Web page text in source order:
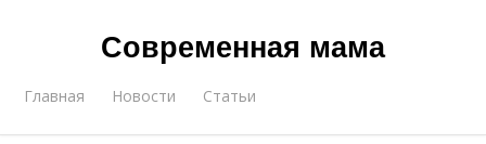
Современная мама
Главная Новости Статьи